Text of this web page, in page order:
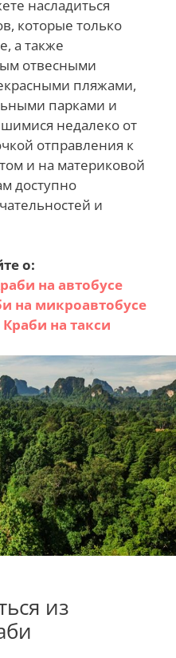
насладиться
которые только
а также
отвесными
пляжами,
парками и
недалеко от
отправления к
и на материковой
доступно
и
о:
на автобусе
на микроавтобусе
на такси
из